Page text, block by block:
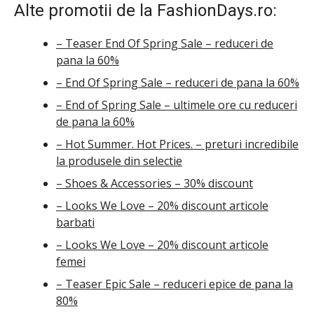
Alte promotii de la FashionDays.ro:
– Teaser End Of Spring Sale – reduceri de
pana la 60%
– End Of Spring Sale – reduceri de pana la 60%
– End of Spring Sale – ultimele ore cu reduceri
de pana la 60%
– Hot Summer. Hot Prices. – preturi incredibile
la produsele din selectie
– Shoes & Accessories – 30% discount
– Looks We Love – 20% discount articole
barbati
– Looks We Love – 20% discount articole
femei
– Teaser Epic Sale – reduceri epice de pana la
80%